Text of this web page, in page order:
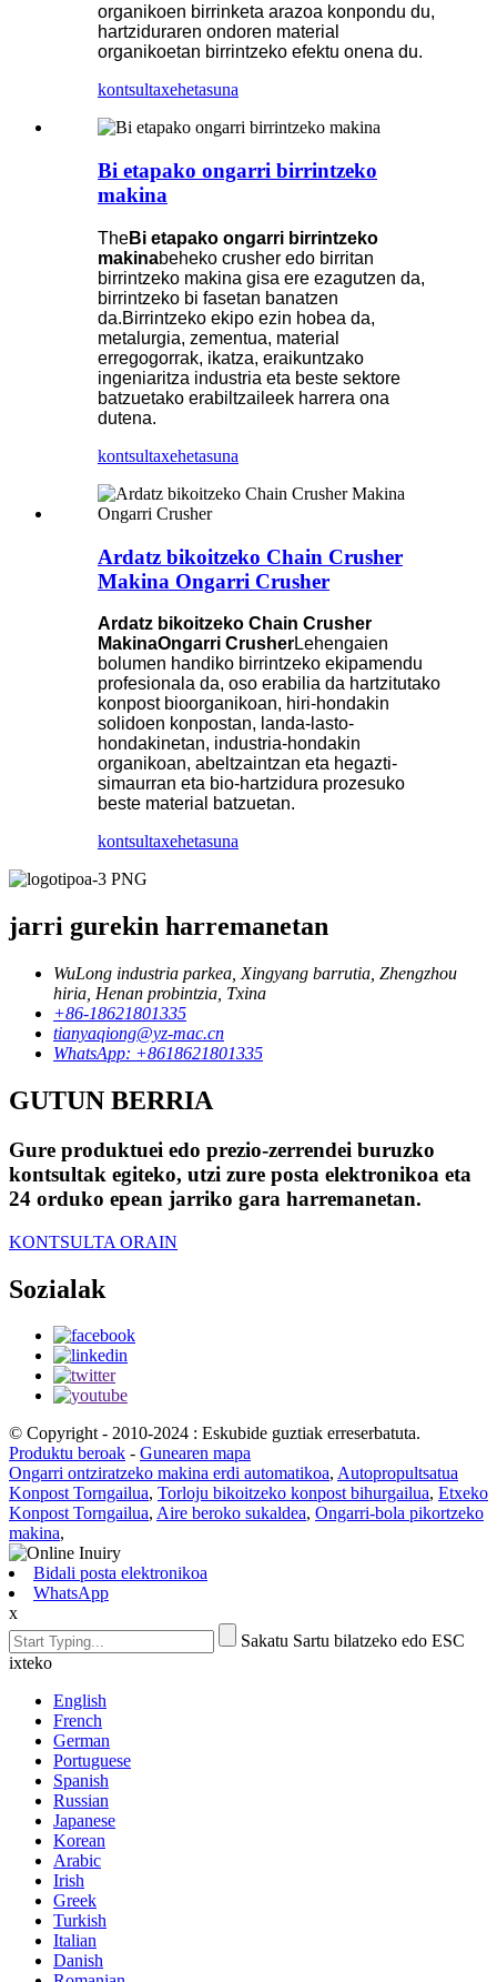
organikoen birrinketa arazoa konpondu du,
hartziduraren ondoren material
organikoetan birrintzeko efektu onena du.
kontsultaxehetasuna
Bi etapako ongarri birrintzeko
makina
TheBi etapako ongarri birrintzeko
makinabeheko crusher edo birritan
birrintzeko makina gisa ere ezagutzen da,
birrintzeko bi fasetan banatzen
da.Birrintzeko ekipo ezin hobea da,
metalurgia, zementua, material
erregogorrak, ikatza, eraikuntzako
ingeniaritza industria eta beste sektore
batzuetako erabiltzaileek harrera ona
dutena.
kontsultaxehetasuna
Ardatz bikoitzeko Chain Crusher
Makina Ongarri Crusher
Ardatz bikoitzeko Chain Crusher
MakinaOngarri CrusherLehengaien
bolumen handiko birrintzeko ekipamendu
profesionala da, oso erabilia da hartzitutako
konpost bioorganikoan, hiri-hondakin
solidoen konpostan, landa-lasto-
hondakinetan, industria-hondakin
organikoan, abeltzaintzan eta hegazti-
simaurran eta bio-hartzidura prozesuko
beste material batzuetan.
kontsultaxehetasuna
jarri gurekin harremanetan
WuLong industria parkea, Xingyang barrutia, Zhengzhou
hiria, Henan probintzia, Txina
+86-18621801335
tianyaqiong@yz-mac.cn
WhatsApp: +8618621801335
GUTUN BERRIA
Gure produktuei edo prezio-zerrendei buruzko
kontsultak egiteko, utzi zure posta elektronikoa eta
24 orduko epean jarriko gara harremanetan.
KONTSULTA ORAIN
Sozialak
© Copyright - 2010-2024 : Eskubide guztiak erreserbatuta.
Produktu beroak - Gunearen mapa
Ongarri ontziratzeko makina erdi automatikoa, Autopropultsatua
Konpost Torngailua, Torloju bikoitzeko konpost bihurgailua, Etxeko
Konpost Torngailua, Aire beroko sukaldea, Ongarri-bola pikortzeko
makina,
Bidali posta elektronikoa
WhatsApp
x
Sakatu Sartu bilatzeko edo ESC
ixteko
English
French
German
Portuguese
Spanish
Russian
Japanese
Korean
Arabic
Irish
Greek
Turkish
Italian
Danish